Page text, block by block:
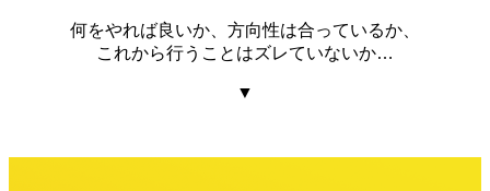
何をやれば良いか、方向性は合っているか、
これから行うことはズレていないか…
▼